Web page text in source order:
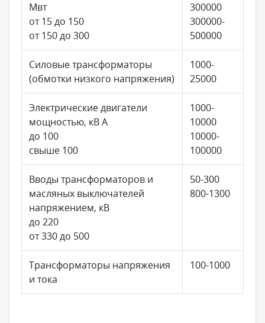
Мвт
от 15 до 150
от 150 до 300
300000
300000-
500000
Силовые трансформаторы
(обмотки низкого напряжения)
1000-
25000
Электрические двигатели
мощностью, кВ А
до 100
свыше 100
1000-
10000
10000-
100000
Вводы трансформаторов и
масляных выключателей
напряжением, кВ
до 220
от 330 до 500
50-300
800-1300
Трансформаторы напряжения
и тока
100-1000